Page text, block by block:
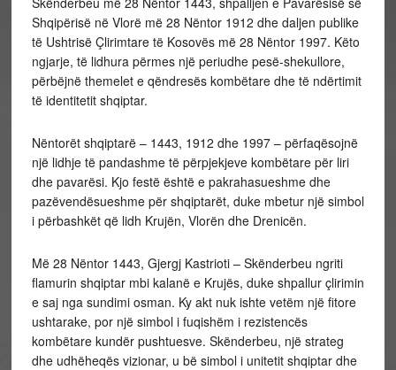
Shqipërisë në Vlorë më 28 Nëntor 1912 dhe daljen publike
të Ushtrisë Çlirimtare të Kosovës më 28 Nëntor 1997. Këto
ngjarje, të lidhura përmes një periudhe pesë-shekullore,
përbëjnë themelet e qëndresës kombëtare dhe të ndërtimit
të identitetit shqiptar.
Nëntorët shqiptarë – 1443, 1912 dhe 1997 – përfaqësojnë
një lidhje të pandashme të përpjekjeve kombëtare për liri
dhe pavarësi. Kjo festë është e pakrahasueshme dhe
pazëvendësueshme për shqiptarët, duke mbetur një simbol
i përbashkët që lidh Krujën, Vlorën dhe Drenicën.
Më 28 Nëntor 1443, Gjergj Kastrioti – Skënderbeu ngriti
flamurin shqiptar mbi kalanë e Krujës, duke shpallur çlirimin
e saj nga sundimi osman. Ky akt nuk ishte vetëm një fitore
ushtarake, por një simbol i fuqishëm i rezistencës
kombëtare kundër pushtuesve. Skënderbeu, një strateg
dhe udhëheqës vizionar, u bë simbol i unitetit shqiptar dhe